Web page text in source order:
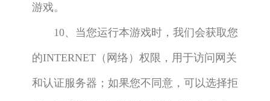
游戏。
10、当您运行本游戏时，我们会获取您
的INTERNET（网络）权限，用于访问网关
和认证服务器；如果您不同意，可以选择拒